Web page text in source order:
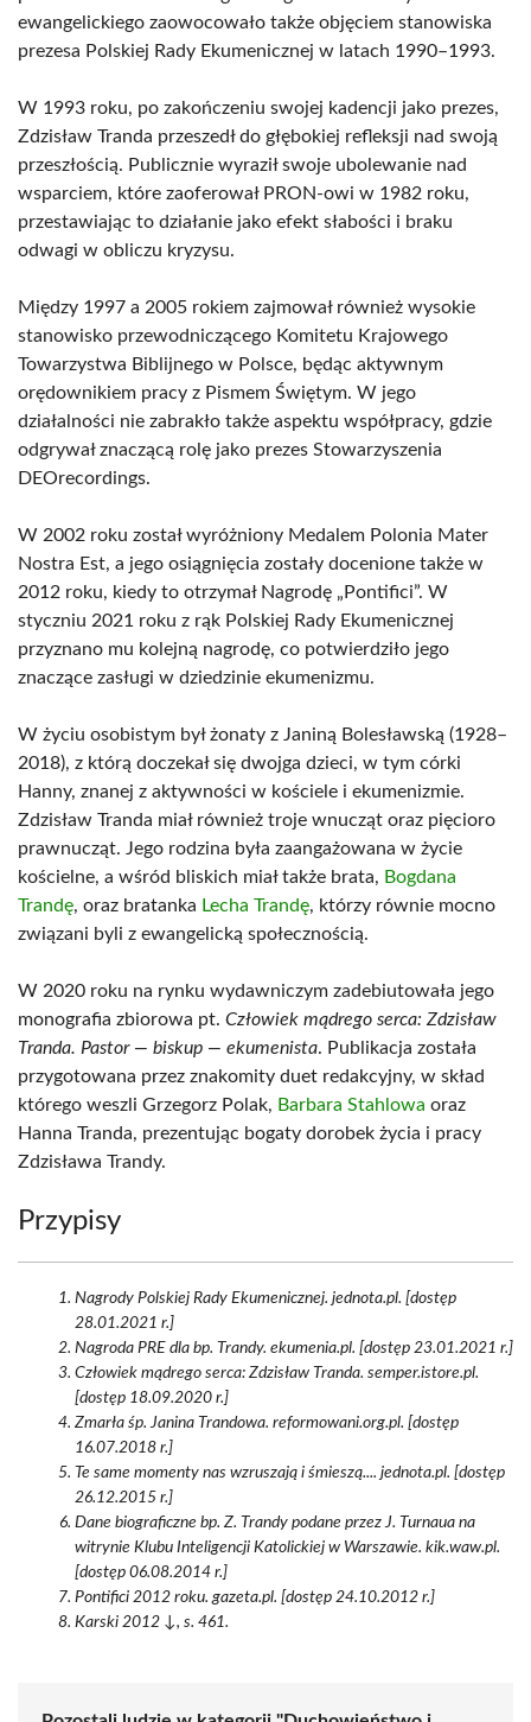
ewangelickiego zaowocowało także objęciem stanowiska
prezesa Polskiej Rady Ekumenicznej w latach 1990–1993.
W 1993 roku, po zakończeniu swojej kadencji jako prezes,
Zdzisław Tranda przeszedł do głębokiej refleksji nad swoją
przeszłością. Publicznie wyraził swoje ubolewanie nad
wsparciem, które zaoferował PRON-owi w 1982 roku,
przestawiając to działanie jako efekt słabości i braku
odwagi w obliczu kryzysu.
Między 1997 a 2005 rokiem zajmował również wysokie
stanowisko przewodniczącego Komitetu Krajowego
Towarzystwa Biblijnego w Polsce, będąc aktywnym
orędownikiem pracy z Pismem Świętym. W jego
działalności nie zabrakło także aspektu współpracy, gdzie
odgrywał znaczącą rolę jako prezes Stowarzyszenia
DEOrecordings.
W 2002 roku został wyróżniony Medalem Polonia Mater
Nostra Est, a jego osiągnięcia zostały docenione także w
2012 roku, kiedy to otrzymał Nagrodę „Pontifici”. W
styczniu 2021 roku z rąk Polskiej Rady Ekumenicznej
przyznano mu kolejną nagrodę, co potwierdziło jego
znaczące zasługi w dziedzinie ekumenizmu.
W życiu osobistym był żonaty z Janiną Bolesławską (1928–
2018), z którą doczekał się dwojga dzieci, w tym córki
Hanny, znanej z aktywności w kościele i ekumenizmie.
Zdzisław Tranda miał również troje wnucząt oraz pięcioro
prawnucząt. Jego rodzina była zaangażowana w życie
kościelne, a wśród bliskich miał także brata, Bogdana
Trandę, oraz bratanka Lecha Trandę, którzy równie mocno
związani byli z ewangelicką społecznością.
W 2020 roku na rynku wydawniczym zadebiutowała jego
monografia zbiorowa pt. Człowiek mądrego serca: Zdzisław
Tranda. Pastor — biskup — ekumenista. Publikacja została
przygotowana przez znakomity duet redakcyjny, w skład
którego weszli Grzegorz Polak, Barbara Stahlowa oraz
Hanna Tranda, prezentując bogaty dorobek życia i pracy
Zdzisława Trandy.
Przypisy
Nagrody Polskiej Rady Ekumenicznej. jednota.pl. [dostęp
28.01.2021 r.]
Nagroda PRE dla bp. Trandy. ekumenia.pl. [dostęp 23.01.2021 r.]
Człowiek mądrego serca: Zdzisław Tranda. semper.istore.pl.
[dostęp 18.09.2020 r.]
Zmarła śp. Janina Trandowa. reformowani.org.pl. [dostęp
16.07.2018 r.]
Te same momenty nas wzruszają i śmieszą.... jednota.pl. [dostęp
26.12.2015 r.]
Dane biograficzne bp. Z. Trandy podane przez J. Turnaua na
witrynie Klubu Inteligencji Katolickiej w Warszawie. kik.waw.pl.
[dostęp 06.08.2014 r.]
Pontifici 2012 roku. gazeta.pl. [dostęp 24.10.2012 r.]
Karski 2012 ↓, s. 461.